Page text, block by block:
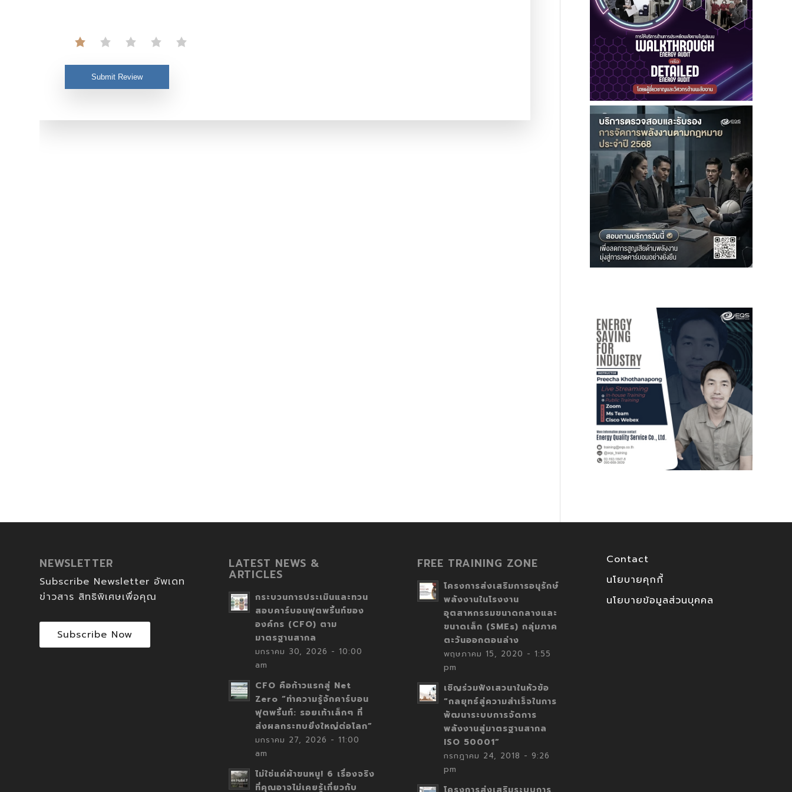
Submit Review
NEWSLETTER
Subscribe Newsletter อัพเดท
ข่าวสาร สิทธิพิเศษเพื่อคุณ
Subscribe Now
LATEST NEWS &
ARTICLES
กระบวนการประเมินและทวน
สอบคาร์บอนฟุตพริ้นท์ของ
องค์กร (CFO) ตาม
มาตรฐานสากล
มกราคม 30, 2026 - 10:00
am
CFO คือก้าวแรกสู่ Net
Zero “ทำความรู้จักคาร์บอน
ฟุตพริ้นท์: รอยเท้าเล็กๆ ที่
ส่งผลกระทบยิ่งใหญ่ต่อโลก”
มกราคม 27, 2026 - 11:00
am
ไม่ใช่แค่ผ้าขนหนู! 6 เรื่องจริง
ที่คุณอาจไม่เคยรู้เกี่ยวกับ
FREE TRAINING ZONE
โครงการส่งเสริมการอนุรักษ์
พลังงานในโรงงาน
อุตสาหกรรมขนาดกลางและ
ขนาดเล็ก (SMEs) กลุ่มภาค
ตะวันออกตอนล่าง
พฤษภาคม 15, 2020 - 1:55
pm
เชิญร่วมฟังเสวนาในหัวข้อ
“กลยุทธ์สู่ความสำเร็จในการ
พัฒนาระบบการจัดการ
พลังงานสู่มาตรฐานสากล
ISO 50001”
กรกฎาคม 24, 2018 - 9:26
pm
Contact
นโยบายคุกกี้
นโยบายข้อมูลส่วนบุคคล